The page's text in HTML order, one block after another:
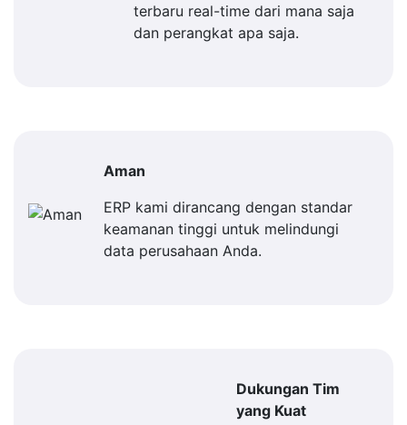
terbaru real-time dari mana saja
dan perangkat apa saja.
Aman
ERP kami dirancang dengan standar
keamanan tinggi untuk melindungi
data perusahaan Anda.
Dukungan Tim
yang Kuat